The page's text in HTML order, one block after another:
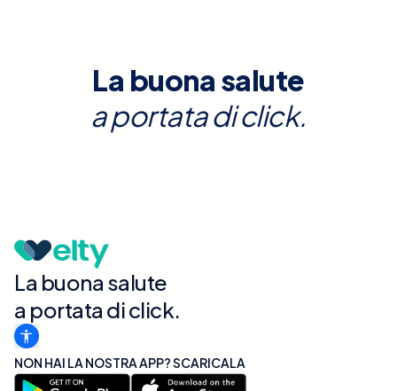
La buona salute
a portata di click.
La buona salute
a portata di click.
NON HAI LA NOSTRA APP? SCARICALA